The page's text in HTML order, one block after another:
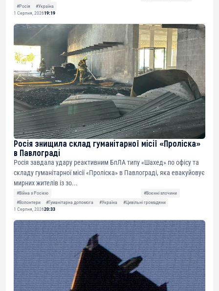
#Росія
#Україна
1 Серпня, 202619:19
Росія знищила склад гуманітарної місії «Проліска»
в Павлограді
Росія завдала удару реактивним БпЛА типу «Шахед» по офісу та
складу гуманітарної місії «Проліска» в Павлограді, яка евакуйовує
мирних жителів із зо...
#Війна з Росією
#Воєнні злочини
#Волонтери
#Гуманітарна допомога #Україна
#Цивільні громадяни
1 Серпня, 202620:33